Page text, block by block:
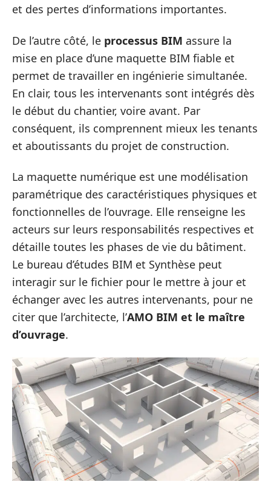
et des pertes d’informations importantes.
De l’autre côté, le processus BIM assure la
mise en place d’une maquette BIM fiable et
permet de travailler en ingénierie simultanée.
En clair, tous les intervenants sont intégrés dès
le début du chantier, voire avant. Par
conséquent, ils comprennent mieux les tenants
et aboutissants du projet de construction.
La maquette numérique est une modélisation
paramétrique des caractéristiques physiques et
fonctionnelles de l’ouvrage. Elle renseigne les
acteurs sur leurs responsabilités respectives et
détaille toutes les phases de vie du bâtiment.
Le bureau d’études BIM et Synthèse peut
interagir sur le fichier pour le mettre à jour et
échanger avec les autres intervenants, pour ne
citer que l’architecte, l’AMO BIM et le maître
d’ouvrage.